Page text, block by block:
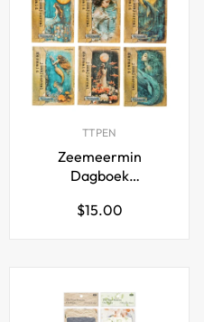
TTPEN
Zeemeermin
Dagboek
180 Vellen
Normale
$15.00